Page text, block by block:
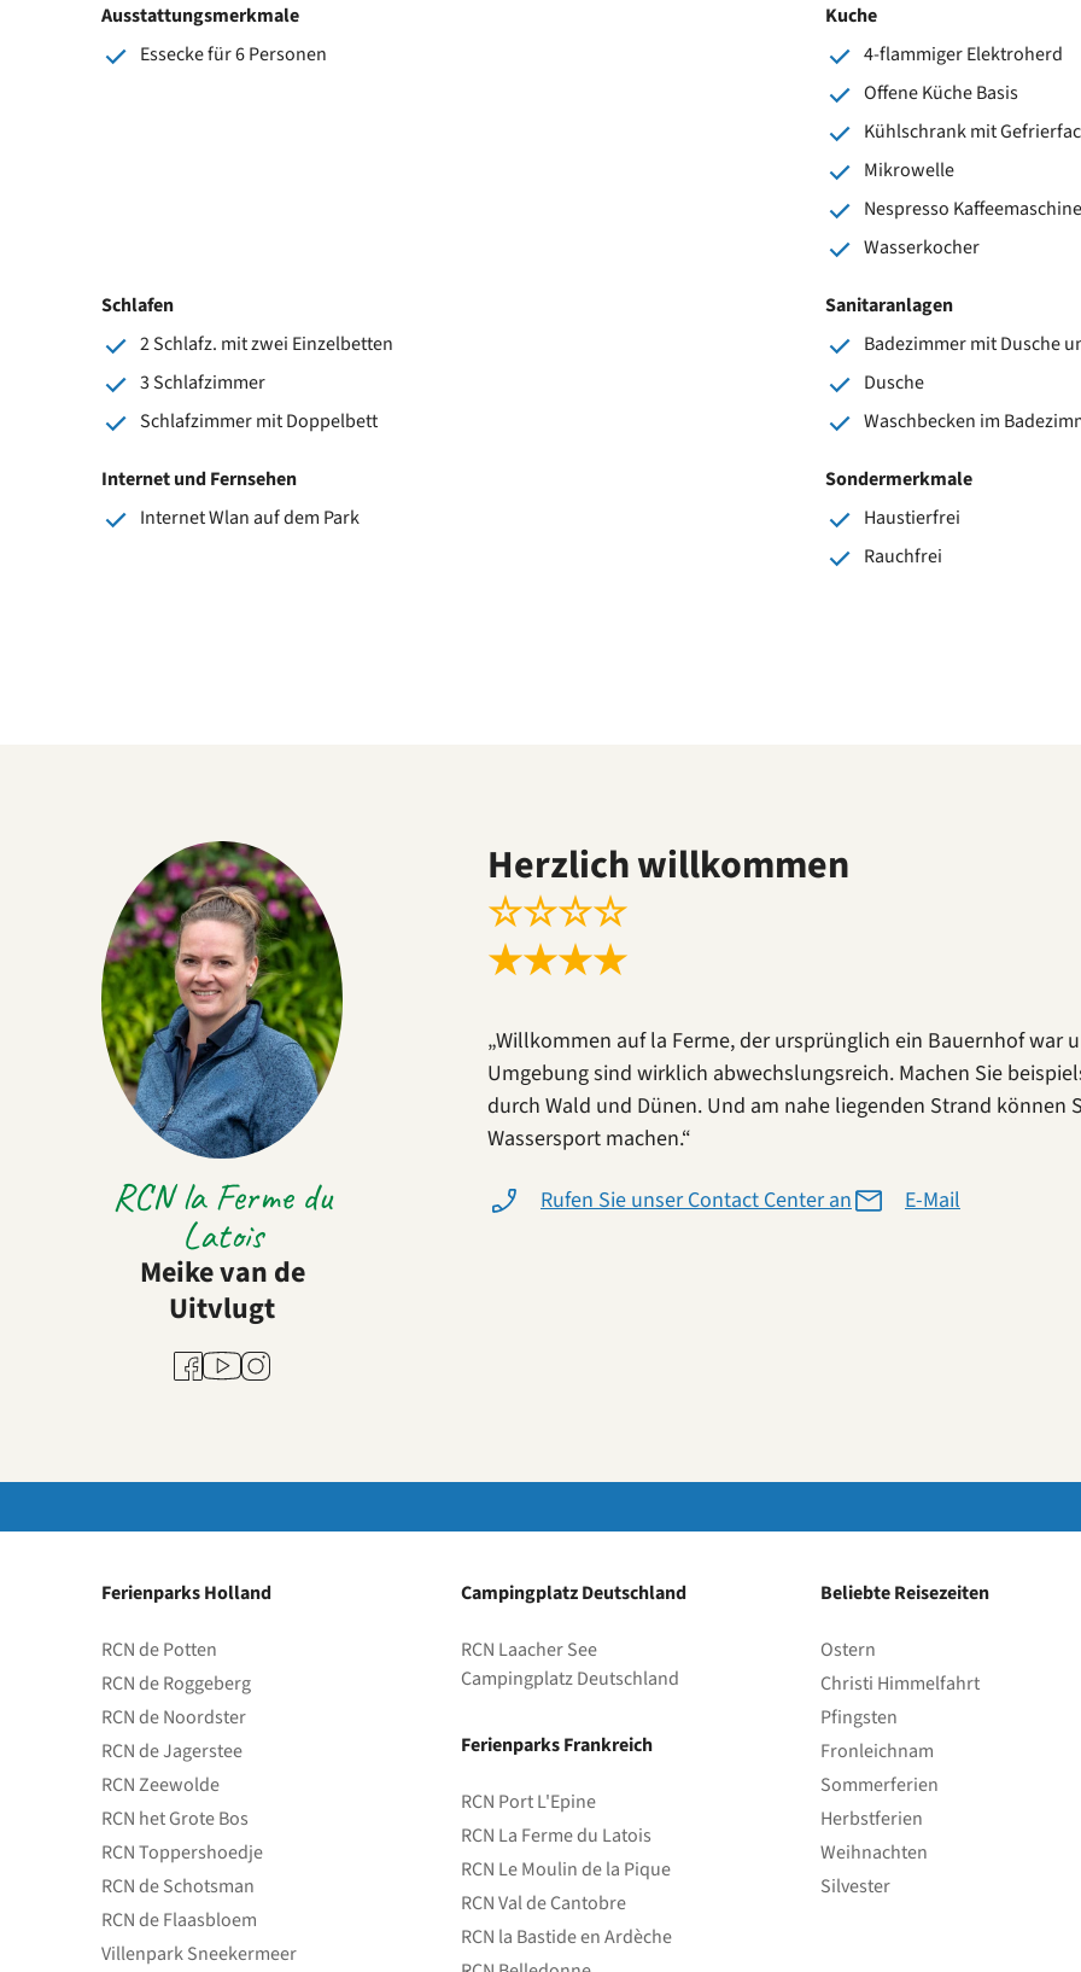
Ausstattungsmerkmale
Essecke für 6 Personen
Kuche
4-flammiger Elektroherd
Offene Küche Basis
Kühlschrank mit
Mikrowelle
Nespresso Kaffeemaschine
Wasserkocher
Schlafen
2 Schlafz. mit zwei Einzelbetten
3 Schlafzimmer
Schlafzimmer mit Doppelbett
Sanitaranlagen
Badezimmer mit Dusche
Dusche
Waschbecken im
Internet und Fernsehen
Internet Wlan auf dem Park
Sondermerkmale
Haustierfrei
Rauchfrei
RCN la Ferme du
Latois
Meike van de
Uitvlugt
Facebook
YoutubeInstagram
Herzlich willkommen
☆☆☆☆
★★★★
„Willkommen auf la Ferme, der ursprünglich ein Bauernhof war
Umgebung sind wirklich abwechslungsreich. Machen Sie
durch Wald und Dünen. Und am nahe liegenden Strand können
Wassersport machen.“
Rufen Sie unser Contact Center an E-Mail
Ferienparks Holland
RCN de Potten
RCN de Roggeberg
RCN de Noordster
RCN de Jagerstee
RCN Zeewolde
RCN het Grote Bos
RCN Toppershoedje
RCN de Schotsman
RCN de Flaasbloem
Villenpark Sneekermeer
Campingplatz Deutschland
RCN Laacher See
Campingplatz Deutschland
Ferienparks Frankreich
RCN Port L'Epine
RCN La Ferme du Latois
RCN Le Moulin de la Pique
RCN Val de Cantobre
RCN la Bastide en Ardèche
Beliebte Reisezeiten
Ostern
Christi Himmelfahrt
Pfingsten
Fronleichnam
Sommerferien
Herbstferien
Weihnachten
Silvester